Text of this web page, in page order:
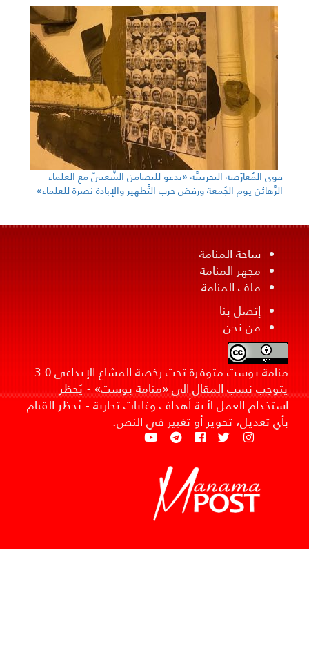
قوى المُعارَضة البحرينيَّة «تدعو للتضامن الشّعبيّ مع العلماء
الرَّهائن يوم الجُمعة ورفض حرب التَّطهير والإبادة نصرة للعلماء»
ساحة المنامة
مجهر المنامة
ملف المنامة
إتصل بنا
من نحن
منامة بوست متوفرة تحت رخصة المشاع الإبداعي 3.0 -
يتوجب نسب المقال الى «منامة بوست» - يُحظر
استخدام العمل لأية أهداف وغايات تجارية - يُحظر القيام
بأي تعديل، تحوير أو تغيير في النص.